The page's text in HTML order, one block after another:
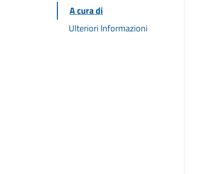
A cura di
Ulteriori Informazioni